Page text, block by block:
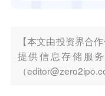
【本文由投资界合
提供信息存储服
（